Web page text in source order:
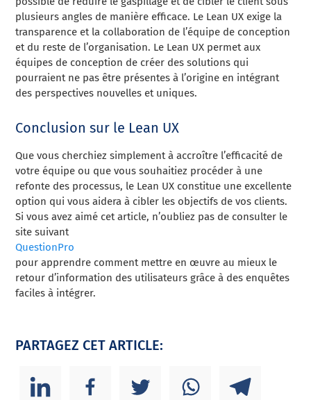
plusieurs angles de manière efficace. Le Lean UX exige la
transparence et la collaboration de l’équipe de conception
et du reste de l’organisation. Le Lean UX permet aux
équipes de conception de créer des solutions qui
pourraient ne pas être présentes à l’origine en intégrant
des perspectives nouvelles et uniques.
Conclusion sur le Lean UX
Que vous cherchiez simplement à accroître l’efficacité de
votre équipe ou que vous souhaitiez procéder à une
refonte des processus, le Lean UX constitue une excellente
option qui vous aidera à cibler les objectifs de vos clients.
Si vous avez aimé cet article, n’oubliez pas de consulter le
site suivant
QuestionPro
pour apprendre comment mettre en œuvre au mieux le
retour d’information des utilisateurs grâce à des enquêtes
faciles à intégrer.
PARTAGEZ CET ARTICLE: